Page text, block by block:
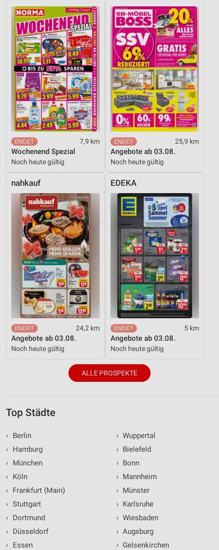
7,9 km
Wochenend Spezial
Noch heute gültig
25,9 km
Angebote ab 03.08.
Noch heute gültig
nahkauf
24,2 km
Angebote ab 03.08.
Noch heute gültig
EDEKA
5 km
Angebote ab 03.08.
Noch heute gültig
ALLE PROSPEKTE
Top Städte
›
Berlin
›
Hamburg
›
München
›
Köln
›
Frankfurt (Main)
› Stuttgart
›
Dortmund
›
Düsseldorf
›
Essen
› Wuppertal
› Bielefeld
› Bonn
› Mannheim
› Münster
› Karlsruhe
› Wiesbaden
› Augsburg
› Gelsenkirchen